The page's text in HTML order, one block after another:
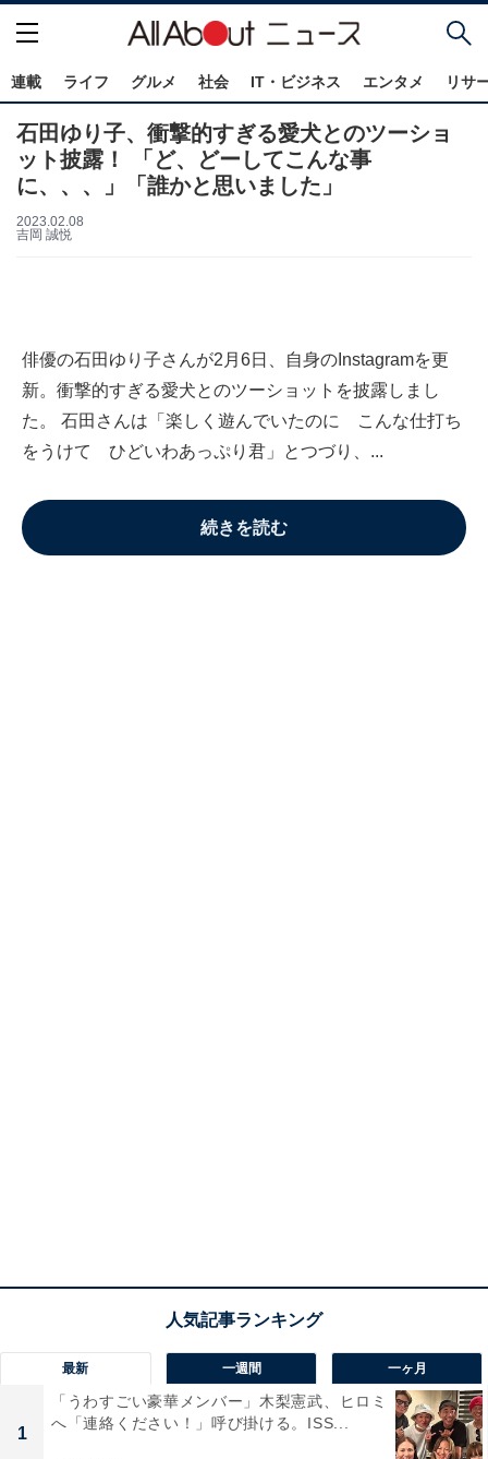
連載 ライフ グルメ 社会 IT・ビジネス エンタメ リサ
石田ゆり子、衝撃的すぎる愛犬とのツーショ
ット披露！ 「ど、どーしてこんな事
に、、、」「誰かと思いました」
2023.02.08
吉岡 誠悦
俳優の石田ゆり子さんが2月6日、自身のInstagramを更
新。衝撃的すぎる愛犬とのツーショットを披露しまし
た。 石田さんは「楽しく遊んでいたのに こんな仕打ち
をうけて ひどいわあっぷり君」とつづり、...
続きを読む
最新 一週間 一ヶ月
1
「うわすごい豪華メンバー」木梨憲武、ヒロミ
へ「連絡ください！」呼び掛ける。ISS...